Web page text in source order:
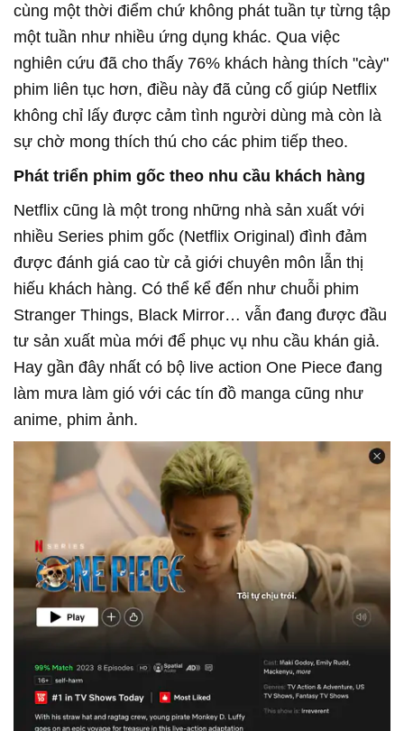
cùng một thời điểm chứ không phát tuần tự từng tập
một tuần như nhiều ứng dụng khác. Qua việc
nghiên cứu đã cho thấy 76% khách hàng thích "cày"
phim liên tục hơn, điều này đã củng cố giúp Netflix
không chỉ lấy được cảm tình người dùng mà còn là
sự chờ mong thích thú cho các phim tiếp theo.
Phát triển phim gốc theo nhu cầu khách hàng
Netflix cũng là một trong những nhà sản xuất với
nhiều Series phim gốc (Netflix Original) đình đảm
được đánh giá cao từ cả giới chuyên môn lẫn thị
hiếu khách hàng. Có thể kể đến như chuỗi phim
Stranger Things, Black Mirror… vẫn đang được đầu
tư sản xuất mùa mới để phục vụ nhu cầu khán giả.
Hay gần đây nhất có bộ live action One Piece đang
làm mưa làm gió với các tín đồ manga cũng như
anime, phim ảnh.